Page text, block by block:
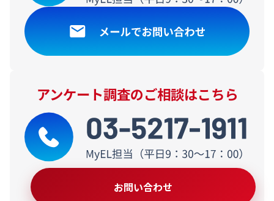
アンケート調査のご相談はこちら
お問い合わせ